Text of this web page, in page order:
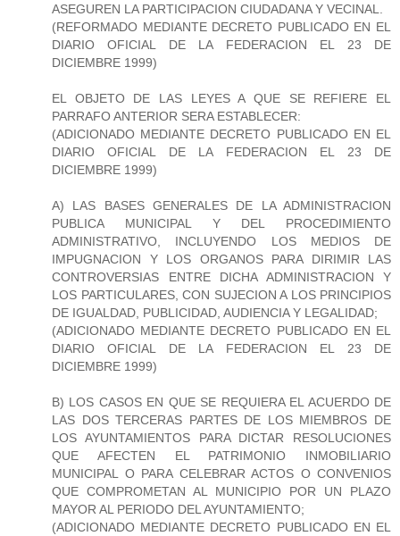
ASEGUREN LA PARTICIPACION CIUDADANA Y VECINAL.
(REFORMADO MEDIANTE DECRETO PUBLICADO EN EL
DIARIO OFICIAL DE LA FEDERACION EL 23 DE
DICIEMBRE 1999)
EL OBJETO DE LAS LEYES A QUE SE REFIERE EL
PARRAFO ANTERIOR SERA ESTABLECER:
(ADICIONADO MEDIANTE DECRETO PUBLICADO EN EL
DIARIO OFICIAL DE LA FEDERACION EL 23 DE
DICIEMBRE 1999)
A) LAS BASES GENERALES DE LA ADMINISTRACION
PUBLICA MUNICIPAL Y DEL PROCEDIMIENTO
ADMINISTRATIVO, INCLUYENDO LOS MEDIOS DE
IMPUGNACION Y LOS ORGANOS PARA DIRIMIR LAS
CONTROVERSIAS ENTRE DICHA ADMINISTRACION Y
LOS PARTICULARES, CON SUJECION A LOS PRINCIPIOS
DE IGUALDAD, PUBLICIDAD, AUDIENCIA Y LEGALIDAD;
(ADICIONADO MEDIANTE DECRETO PUBLICADO EN EL
DIARIO OFICIAL DE LA FEDERACION EL 23 DE
DICIEMBRE 1999)
B) LOS CASOS EN QUE SE REQUIERA EL ACUERDO DE
LAS DOS TERCERAS PARTES DE LOS MIEMBROS DE
LOS AYUNTAMIENTOS PARA DICTAR RESOLUCIONES
QUE AFECTEN EL PATRIMONIO INMOBILIARIO
MUNICIPAL O PARA CELEBRAR ACTOS O CONVENIOS
QUE COMPROMETAN AL MUNICIPIO POR UN PLAZO
MAYOR AL PERIODO DEL AYUNTAMIENTO;
(ADICIONADO MEDIANTE DECRETO PUBLICADO EN EL